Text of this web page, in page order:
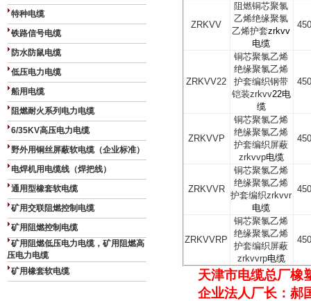
特种电缆
铁路信号电缆
防水防鼠电缆
低压电力电缆
船用电缆
阻燃耐火系列电力电缆
6/35KV高压电力电缆
野外用铜丝屏蔽软电缆（企业标准）
电焊机用电缆线（焊把线）
通用型橡套软电缆
矿用交联阻燃控制电缆
矿用阻燃控制电缆
矿用阻燃低压电力电缆，矿用阻燃高
压电力电缆
矿用橡套软电缆
ZRKVV
阻燃铜芯聚氯
乙烯绝缘聚氯
乙烯护套zrkvv
电缆
ZRKVV22
铜芯聚氯乙烯
绝缘聚氯乙烯
护套编织钢带
铠装zrkvv22电
缆
ZRKVVP
铜芯聚氯乙烯
绝缘聚氯乙烯
护套编织屏蔽
zrkvvp电缆
ZRKVVR
铜芯聚氯乙烯
绝缘聚氯乙烯
护套编织zrkvvr
电缆
ZRKVVRP
铜芯聚氯乙烯
绝缘聚氯乙烯
护套编织屏蔽
zrkvvrp电缆
天津市电缆总厂橡
企业法人厂长：郝